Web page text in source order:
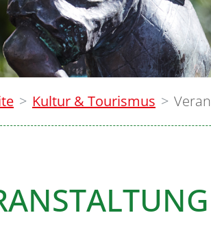
Kultur & Tourismus